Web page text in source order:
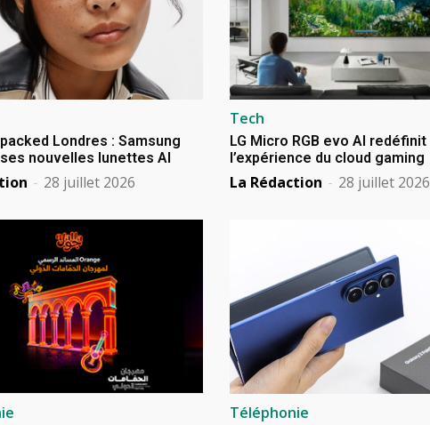
Londres : Samsung
nouvelles lunettes AI
- 28 juillet 2026
Tech
LG Micro RGB evo AI redéfinit
l’expérience du cloud gaming
La Rédaction - 28 juillet 2026
Téléphonie